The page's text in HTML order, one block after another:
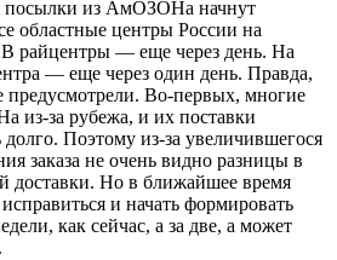
посылки из АмОЗОНа начнут
областные центры России на
райцентры — еще через день. На
— еще через один день. Правда,
предусмотрели. Во-первых, многие
из-за рубежа, и их поставки
долго. Поэтому из-за увеличившегося
заказа не очень видно разницы в
доставки. Но в ближайшее время
и начать формировать
как сейчас, а за две, а может